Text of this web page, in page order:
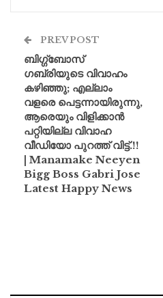
PREV POST
ബിഗ്ഗ്‌ബോസ്
ഗബ്രിയുടെ വിവാഹം
കഴിഞ്ഞു; എല്ലാം
വളരെ പെട്ടന്നായിരുന്നു,
ആരെയും വിളിക്കാൻ
പറ്റിയില്ല വിവാഹ
വീഡിയോ പുറത്ത് വിട്ട്.!!
| Manamake Neeyen
Bigg Boss Gabri Jose
Latest Happy News